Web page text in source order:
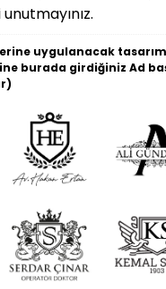
uygulanacak
burada girdiğiniz Ad